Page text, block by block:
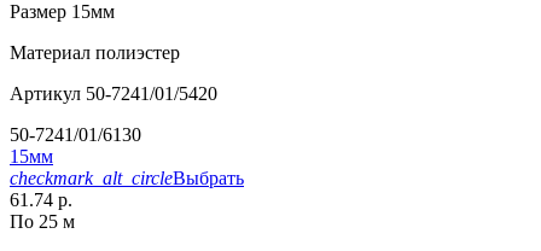
Размер 15мм
Материал полиэстер
Артикул 50-7241/01/5420
50-7241/01/6130
15мм
checkmark_alt_circleВыбрать
61.74 р.
По 25 м